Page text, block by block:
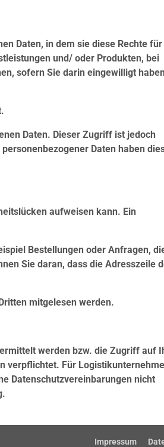
Daten, in dem sie diese Rechte
und/ oder Produkten, bei
sofern Sie darin eingewilligt
Daten. Dieser Zugriff ist jedoch
Daten haben
aufweisen kann. Ein
Bestellungen oder Anfragen,
Sie daran, dass die Adresszeile
mitgelesen werden.
werden bzw. die Zugriff auf
verpflichtet. Für
Datenschutzvereinbarungen nicht
Impressum